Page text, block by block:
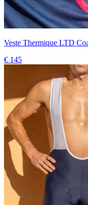
Veste Thermique LTD
€ 145